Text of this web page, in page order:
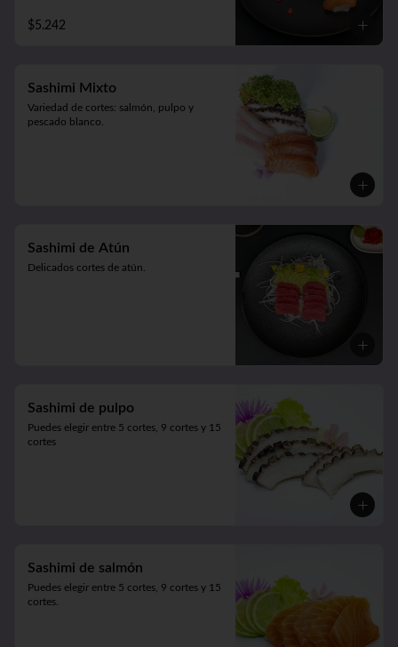
$5.242
Sashimi Mixto
Variedad de cortes: salmón, pulpo y
pescado blanco.
Sashimi de Atún
Delicados cortes de atún.
Sashimi de pulpo
Puedes elegir entre 5 cortes, 9 cortes y 15
cortes
Sashimi de salmón
Puedes elegir entre 5 cortes, 9 cortes y 15
cortes.